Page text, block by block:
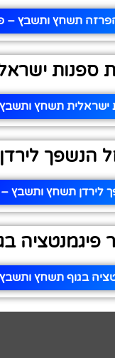
תשחץ ותשבץ –
ספנות
תשחץ ותשבץ
הנשפך לירדן
לירדן תשחץ ותשבץ –
פיגמנטציה
בגוף תשחץ ותשבץ